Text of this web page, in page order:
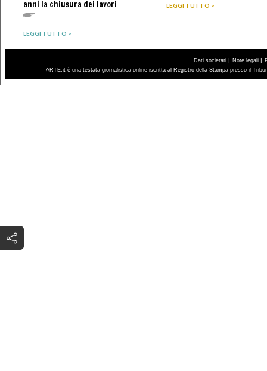
anni la chiusura dei lavori
LEGGI TUTTO >
LEGGI TUTTO >
Dati societari | Note legali |
ARTE.it è una testata giornalistica online iscritta al Registro della Stampa presso il